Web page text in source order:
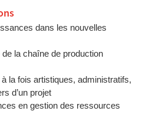
dans les nouvelles
de la chaîne de production
la fois artistiques, administratifs,
d’un projet
en gestion des ressources